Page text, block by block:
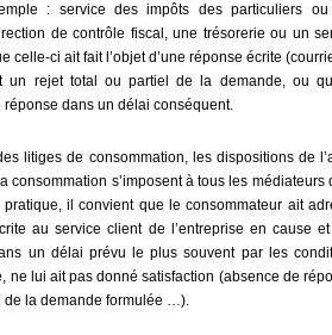
: service des impôts des particuliers
de contrôle fiscal, une trésorerie ou un
celle-ci ait fait l’objet d’une réponse écrite
un rejet total ou partiel de la demande, ou
réponse dans un délai conséquent.
litiges de consommation, les dispositions de
consommation s’imposent à tous les médiateurs
pratique, il convient que le consommateur ait
au service client de l’entreprise en cause
un délai prévu le plus souvent par les
ne lui ait pas donné satisfaction (absence de
de la demande formulée …).